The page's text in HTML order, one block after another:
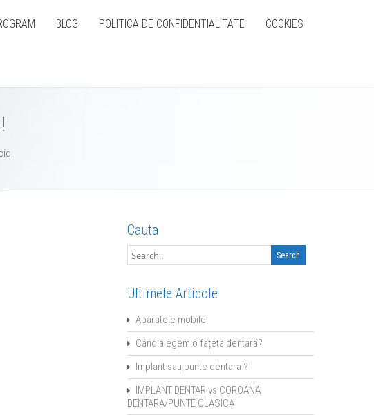
BLOG POLITICA DE CONFIDENTIALITATE COOKIES
Cauta
Ultimele Articole
Aparatele mobile
Când alegem o fațeta dentară?
Implant sau punte dentara ?
IMPLANT DENTAR vs COROANA
DENTARA/PUNTE CLASICA